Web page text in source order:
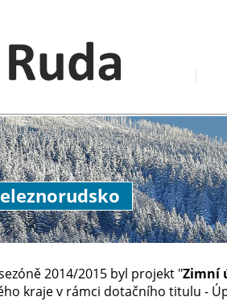
2014/2015 byl projekt "Zimní
kraje v rámci dotačního titulu -